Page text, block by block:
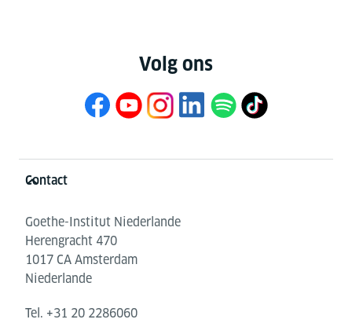
Volg ons
Service- und Informationsbereich
Contact
Goethe-Institut Niederlande
Herengracht 470
1017 CA Amsterdam
Niederlande
Tel. +31 20 2286060